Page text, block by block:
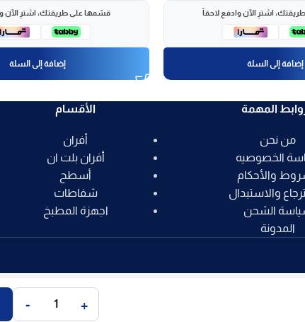
اشترِ الآن وادفع لاحقاً
إضافة إلى السلة
قسّمها على طريقتك، اشترِ الآن
إضافة إلى السلة
المهمة
من نحن
الخصوصيه
والأحكام
والاستبدال
الشحن
المدونة
الأقسام
أفران
أفران بلت ان
أسطح
شفاطات
اجهزة المطبخ
+
-